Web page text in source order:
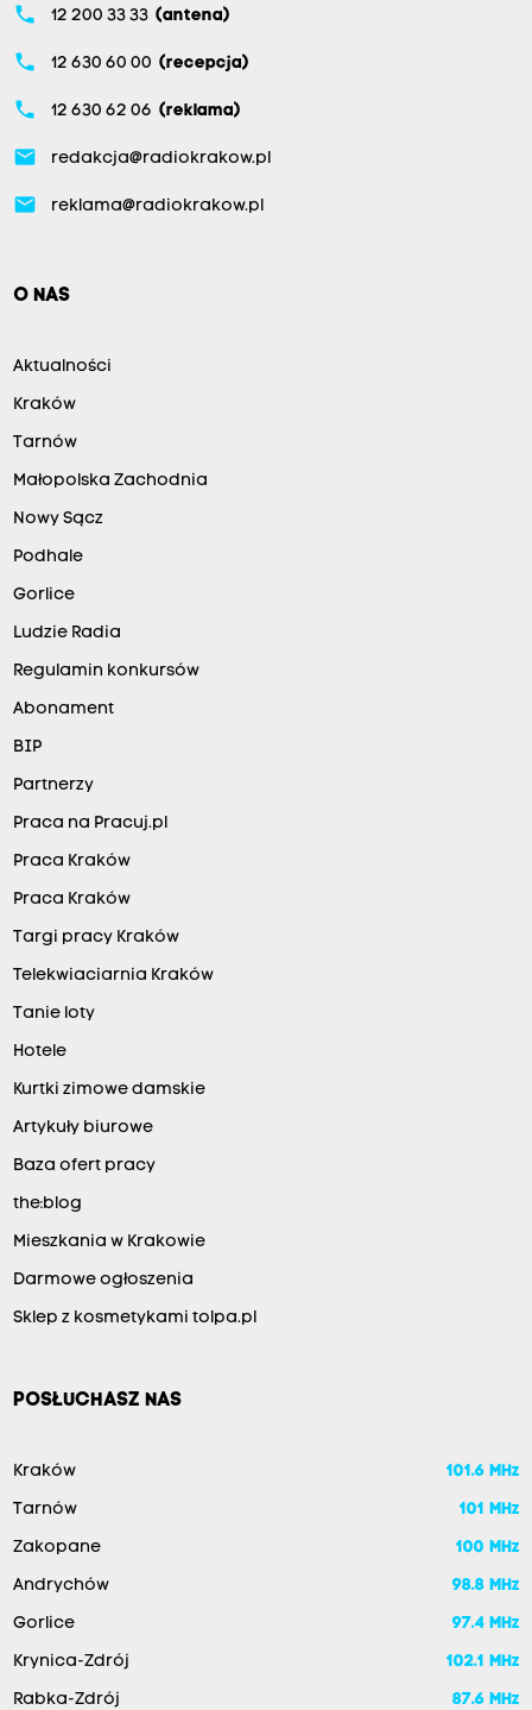
phone 12 200 33 33 (antena)
phone 12 630 60 00 (recepcja)
phone 12 630 62 06 (reklama)
email redakcja@radiokrakow.pl
email reklama@radiokrakow.pl
O NAS
Aktualności
Kraków
Tarnów
Małopolska Zachodnia
Nowy Sącz
Podhale
Gorlice
Ludzie Radia
Regulamin konkursów
Abonament
BIP
Partnerzy
Praca na Pracuj.pl
Praca Kraków
Praca Kraków
Targi pracy Kraków
Telekwiaciarnia Kraków
Tanie loty
Hotele
Kurtki zimowe damskie
Artykuły biurowe
Baza ofert pracy
the:blog
Mieszkania w Krakowie
Darmowe ogłoszenia
Sklep z kosmetykami tolpa.pl
POSŁUCHASZ NAS
Kraków 101.6 MHz
Tarnów 101 MHz
Zakopane 100 MHz
Andrychów 98.8 MHz
Gorlice 97.4 MHz
Krynica-Zdrój 102.1 MHz
Rabka-Zdrój 87.6 MHz